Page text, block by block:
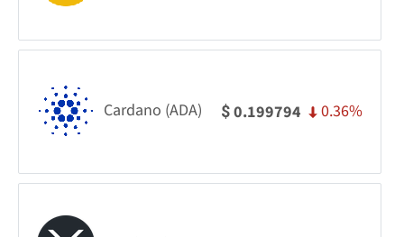
Cardano (ADA) $0.199794 0.36%